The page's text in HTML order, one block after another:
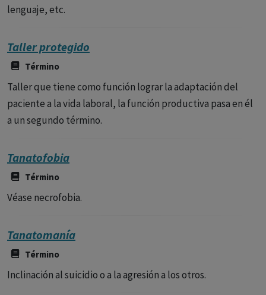
lenguaje, etc.
Taller protegido
Término
Taller que tiene como función lograr la adaptación del
paciente a la vida laboral, la función productiva pasa en él
a un segundo término.
Tanatofobia
Término
Véase necrofobia.
Tanatomanía
Término
Inclinación al suicidio o a la agresión a los otros.